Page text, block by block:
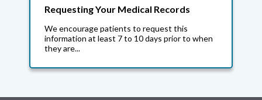
Requesting Your Medical Records
We encourage patients to request this
information at least 7 to 10 days prior to when
they are...